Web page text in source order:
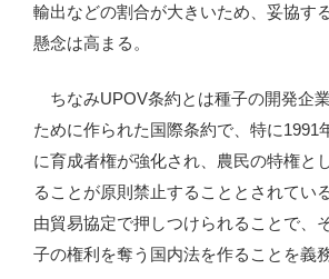
輸出などの割合が大きいため、妥協す
懸念は高まる。
ちなみUPOV条約とは種子の開発企
ために作られた国際条約で、特に1991
に育成者権が強化され、農民の特権と
ることが原則禁止することとされてい
由貿易協定で押しつけられることで、
子の権利を奪う国内法を作ることを義